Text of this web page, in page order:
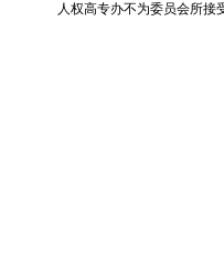
人权高专办不为委员会所